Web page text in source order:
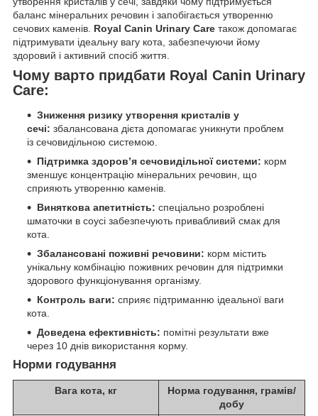
баланс мінеральних речовин і запобігається утворенню
сечових каменів. Royal Canin Urinary Care також допомагає
підтримувати ідеальну вагу кота, забезпечуючи йому
здоровий і активний спосіб життя.
Чому варто придбати Royal Canin Urinary
Care:
Зниження ризику утворення кристалів у
сечі: збалансована дієта допомагає уникнути проблем
із сечовидільною системою.
Підтримка здоров’я сечовидільної системи: корм
зменшує концентрацію мінеральних речовин, що
сприяють утворенню каменів.
Виняткова апетитність: спеціально розроблені
шматочки в соусі забезпечують привабливий смак для
кота.
Збалансовані поживні речовини: корм містить
унікальну комбінацію поживних речовин для підтримки
здорового функціонування організму.
Контроль ваги: сприяє підтриманню ідеальної ваги
кота.
Доведена ефективність: помітні результати вже
через 10 днів використання корму.
Норми годування
Вага кота, кг
Норма годування, грамів/
добу